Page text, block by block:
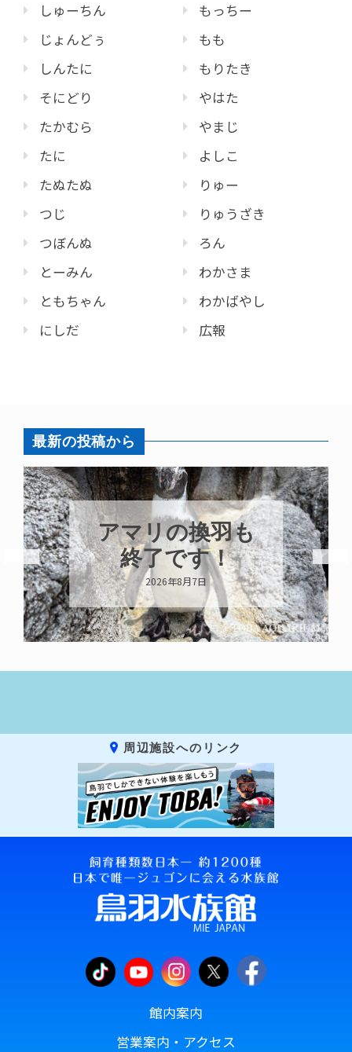
しゅーちん
じょんどぅ
しんたに
そにどり
たかむら
たに
たぬたぬ
つじ
つぼんぬ
とーみん
ともちゃん
にしだ
もっちー
もも
もりたき
やはた
やまじ
よしこ
りゅー
りゅうざき
ろん
わかさま
わかばやし
広報
最新の投稿から
アマリの換羽も
終了です！
2026年8月7日
周辺施設へのリンク
館内案内
営業案内・アクセス